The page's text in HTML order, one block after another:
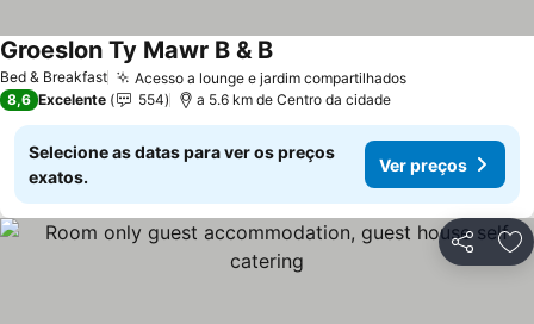
Bed & Breakfast Acesso a lounge e jardim compartilhadosVer preços
Groeslon Ty Mawr B & BVer preços
8,6 Excelente 554 a 5.6 km de Centro da cidade
Selecione as datas para ver os preços
exatos.
Ver preços
Partilhar